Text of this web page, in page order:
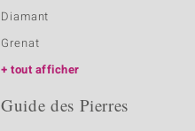
Diamant
Grenat
tout afficher
Guide des Pierres